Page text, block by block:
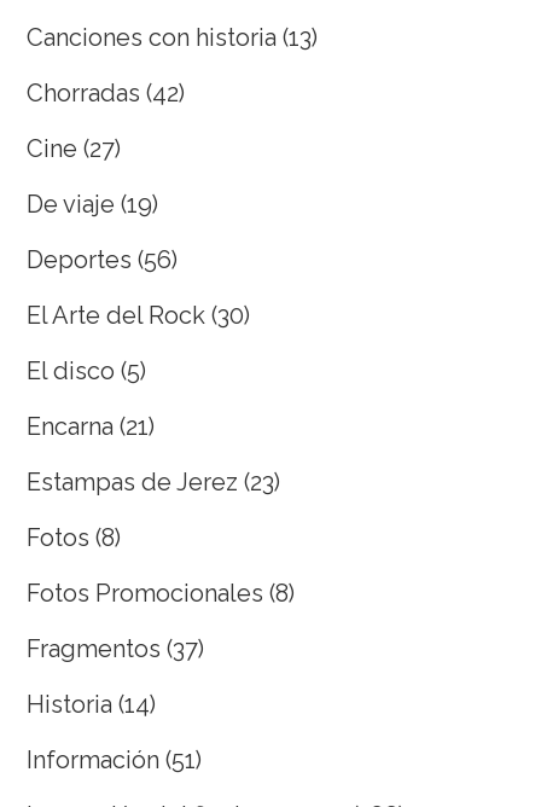
Canciones con historia (13)
Chorradas (42)
Cine (27)
De viaje (19)
Deportes (56)
El Arte del Rock (30)
El disco (5)
Encarna (21)
Estampas de Jerez (23)
Fotos (8)
Fotos Promocionales (8)
Fragmentos (37)
Historia (14)
Información (51)